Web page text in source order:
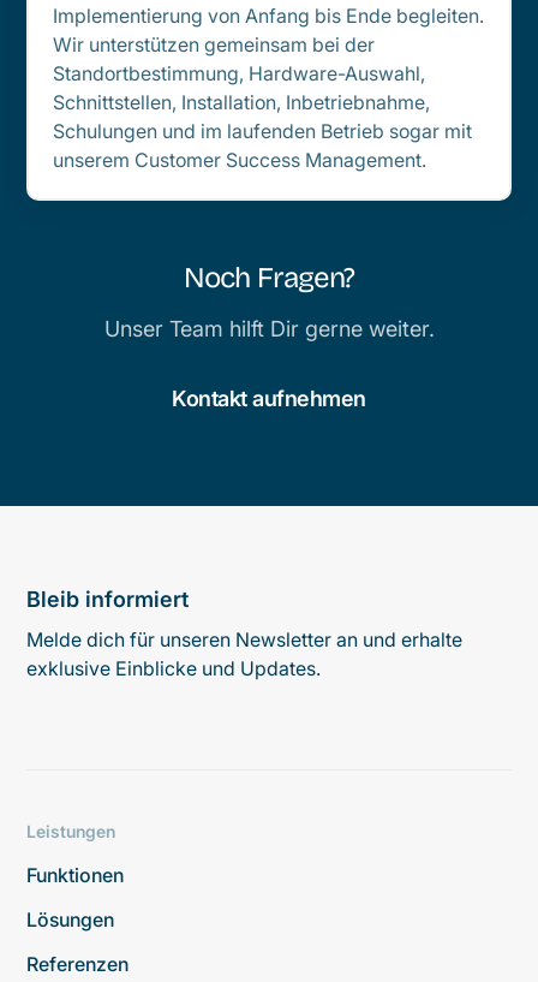
Implementierung von Anfang bis Ende begleiten.
Wir unterstützen gemeinsam bei der
Standortbestimmung, Hardware-Auswahl,
Schnittstellen, Installation, Inbetriebnahme,
Schulungen und im laufenden Betrieb sogar mit
unserem Customer Success Management.
Noch Fragen?
Unser Team hilft Dir gerne weiter.
Kontakt aufnehmen
Bleib informiert
Melde dich für unseren Newsletter an und erhalte
exklusive Einblicke und Updates.
Leistungen
Funktionen
Lösungen
Referenzen